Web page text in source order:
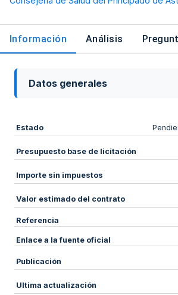
Información Análisis
Datos generales
Estado
Presupuesto base de licitación
Importe sin impuestos
Valor estimado del contrato
Referencia
Enlace a la fuente oficial
Publicación
Ultima actualización